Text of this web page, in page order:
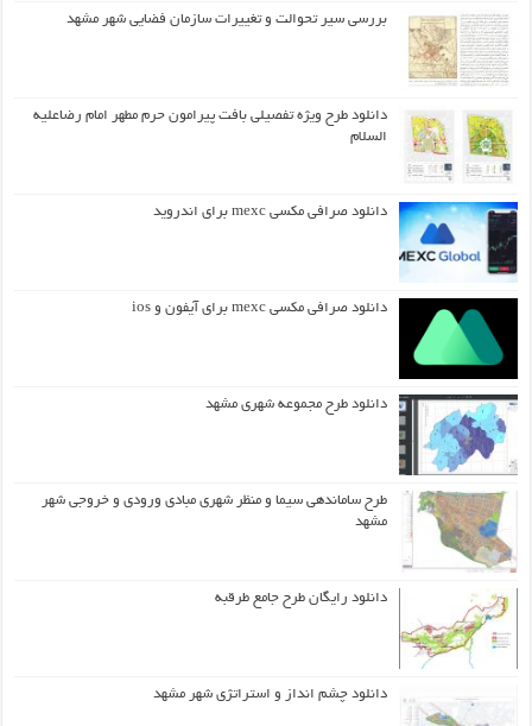
بررسی سیر تحوالت و تغییرات سازمان فضایی شهر مشهد
دانلود طرح ويژه تفصيلي بافت پيرامون حرم مطهر امام رضاعليه
السلام
دانلود صرافی مکسی mexc برای اندروید
دانلود صرافی مکسی mexc برای آیفون و ios
دانلود طرح مجموعه شهری مشهد
طرح ساماندهی سیما و منظر شهری مبادی ورودی و خروجی شهر
مشهد
دانلود رایگان طرح جامع طرقبه
دانلود چشم انداز و استراتژی شهر مشهد